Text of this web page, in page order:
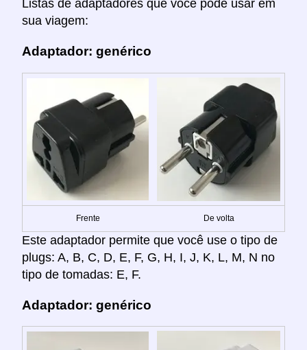
Listas de adaptadores que você pode usar em
sua viagem:
Adaptador: genérico
Frente De volta
Este adaptador permite que você use o tipo de
plugs: A, B, C, D, E, F, G, H, I, J, K, L, M, N no
tipo de tomadas: E, F.
Adaptador: genérico